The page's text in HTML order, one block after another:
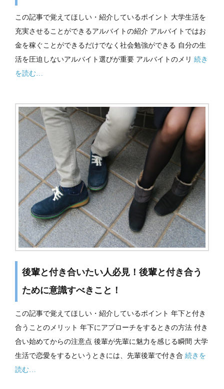
この記事で覚えてほしい・紹介しているポイント 大学生活を
充実させることができるアルバイトの紹介 アルバイトではお
金を稼ぐことができるだけでなく社会勉強ができる 自分の生
活を圧迫しないアルバイト選びが重要 アルバイトのメリ 続き
を読む…
後輩と付き合いたい人必見！後輩と付き合う
ために意識すべきこと！
この記事で覚えてほしい・紹介しているポイント 年下と付き
合うことのメリット 年下にアプローチをするときの方法 付き
合い始めてからの注意点 後輩が先輩に魅力を感じる瞬間 大学
生活で恋愛をするというときには、先輩後輩で付き合 続きを
読む…